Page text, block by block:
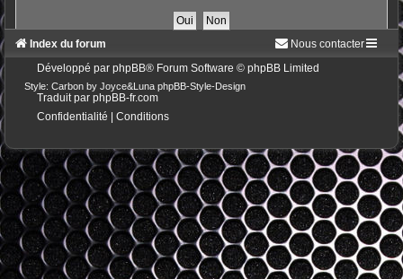
Index du forum
Nous contacter
Développé par phpBB® Forum Software © phpBB Limited
Style: Carbon by Joyce&LunaphpBB-Style-Design
Traduit par phpBB-fr.com
Confidentialité
Conditions